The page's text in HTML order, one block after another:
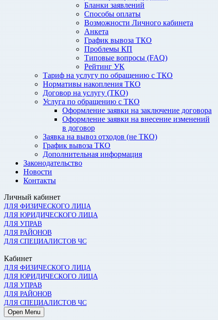
Бланки заявлений
Способы оплаты
Возможности Личного кабинета
Анкета
График вывоза ТКО
Проблемы КП
Типовые вопросы (FAQ)
Рейтинг УК
Тариф на услугу по обращению с ТКО
Нормативы накопления ТКО
Договор на услугу (ТКО)
Услуга по обращению с ТКО
Оформление заявки на заключение договора
Оформление заявки на внесение изменений
в договор
Заявка на вывоз отходов (не ТКО)
График вывоза ТКО
Дополнительная информация
Законодательство
Новости
Контакты
Личный кабинет
ДЛЯ ФИЗИЧЕСКОГО ЛИЦА
ДЛЯ ЮРИДИЧЕСКОГО ЛИЦА
ДЛЯ УПРАВ
ДЛЯ РАЙОНОВ
ДЛЯ СПЕЦИАЛИСТОВ ЧС
Кабинет
ДЛЯ ФИЗИЧЕСКОГО ЛИЦА
ДЛЯ ЮРИДИЧЕСКОГО ЛИЦА
ДЛЯ УПРАВ
ДЛЯ РАЙОНОВ
ДЛЯ СПЕЦИАЛИСТОВ ЧС
Open Menu